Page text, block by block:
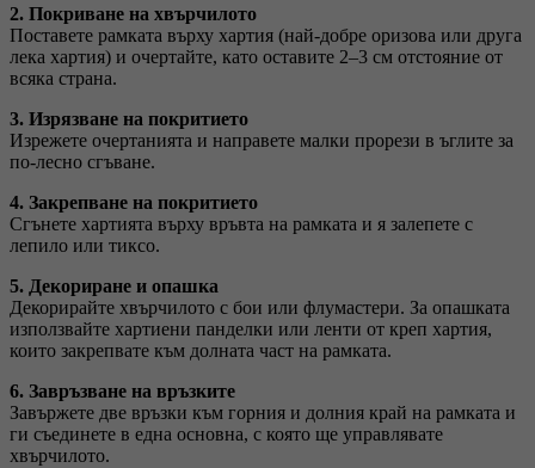
2. Покриване на хвърчилото
Поставете рамката върху хартия (най-добре оризова или друга
лека хартия) и очертайте, като оставите 2–3 см отстояние от
всяка страна.
3. Изрязване на покритието
Изрежете очертанията и направете малки прорези в ъглите за
по-лесно сгъване.
4. Закрепване на покритието
Сгънете хартията върху връвта на рамката и я залепете с
лепило или тиксо.
5. Декориране и опашка
Декорирайте хвърчилото с бои или флумастери. За опашката
използвайте хартиени панделки или ленти от креп хартия,
които закрепвате към долната част на рамката.
6. Завръзване на връзките
Завържете две връзки към горния и долния край на рамката и
ги съединете в една основна, с която ще управлявате
хвърчилото.